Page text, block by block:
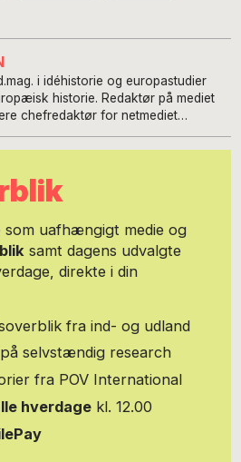
i idéhistorie og europastudier
historie. Redaktør på mediet
chefredaktør for netmediet
mure', der udkommer i oktober
som uafhængigt medie og
samt dagens udvalgte
direkte i din
fra ind- og udland
selvstændig research
fra POV International
hverdage kl. 12.00